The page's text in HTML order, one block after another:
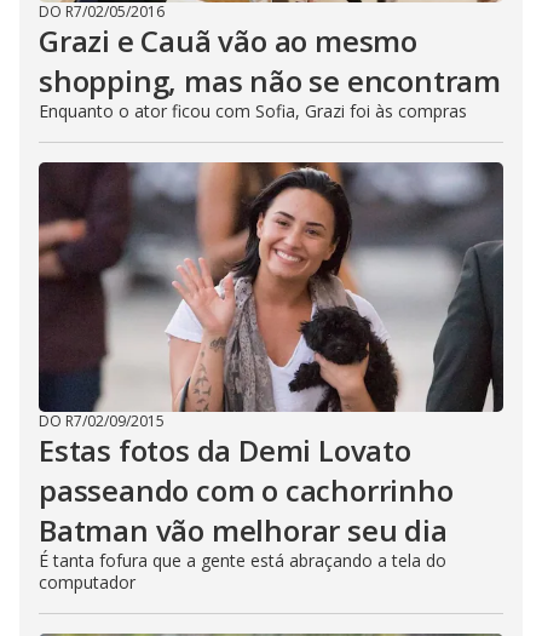
DO R7/02/05/2016
Grazi e Cauã vão ao mesmo
shopping, mas não se encontram
Enquanto o ator ficou com Sofia, Grazi foi às compras
DO R7/02/09/2015
Estas fotos da Demi Lovato
passeando com o cachorrinho
Batman vão melhorar seu dia
É tanta fofura que a gente está abraçando a tela do
computador